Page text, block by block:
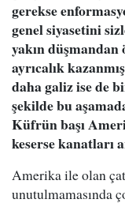
gerekse
genel siyasetini
yakın
ayrıcalık
daha galiz ise de
şekilde bu
Küfrün başı
keserse kanatları
Amerika ile olan
unutulmamasında